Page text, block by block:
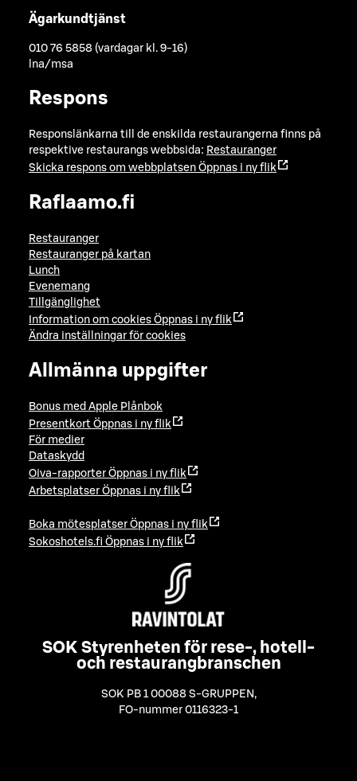
Ägarkundtjänst
010 76 5858 (vardagar kl. 9-16)
lna/msa
Respons
Responslänkarna till de enskilda restaurangerna finns på
respektive restaurangs webbsida: Restauranger
Skicka respons om webbplatsen Öppnas i ny flik
Raflaamo.fi
Restauranger
Restauranger på kartan
Lunch
Evenemang
Tillgänglighet
Information om cookies Öppnas i ny flik
Ändra inställningar för cookies
Allmänna uppgifter
Bonus med Apple Plånbok
Presentkort Öppnas i ny flik
För medier
Dataskydd
Oiva-rapporter Öppnas i ny flik
Arbetsplatser Öppnas i ny flik
Boka mötesplatser Öppnas i ny flik
Sokoshotels.fi Öppnas i ny flik
SOK Styrenheten för rese-, hotell-
och restaurangbranschen
SOK PB 1 00088 S-GRUPPEN ,
FO-nummer 0116323-1